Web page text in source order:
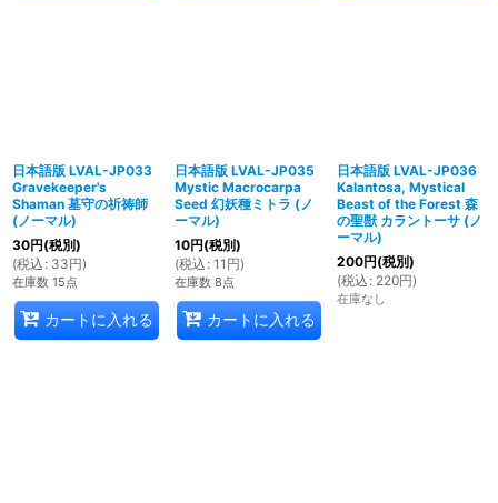
日本語版 LVAL-JP033
Gravekeeper's
Shaman 墓守の祈祷師
(ノーマル)
30円(税別)
(税込 : 33円)
在庫数 15点
カートに入れる
日本語版 LVAL-JP035
Mystic Macrocarpa
Seed 幻妖種ミトラ (ノ
ーマル)
10円(税別)
(税込 : 11 円)
在庫数 8点
カートに入れる
日本語版 LVAL-JP036
Kalantosa, Mystical
Beast of the Forest 森
の聖獣 カラントーサ (ノ
ーマル)
200円(税別)
(税込 : 220円)
在庫なし